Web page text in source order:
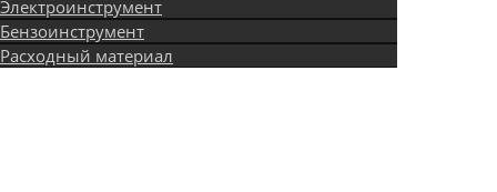
Электроинструмент
Бензоинструмент
Расходный материал